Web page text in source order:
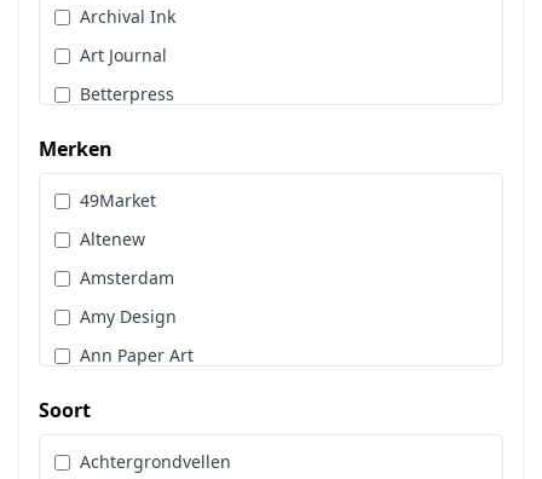
Workshoppakket
Pan Pastel
Archival Ink
Art Journal
Betterpress
Brads
Cadence
Designpapier
Distress Oxide Spray
Distress Spritz
Divers
Dot & Do
Embossingpoeder
Merken
49Market
Altenew
Amsterdam
Amy Design
Ann Paper Art
Art Impressions
Art Journaling
Soort
Achtergrondvellen